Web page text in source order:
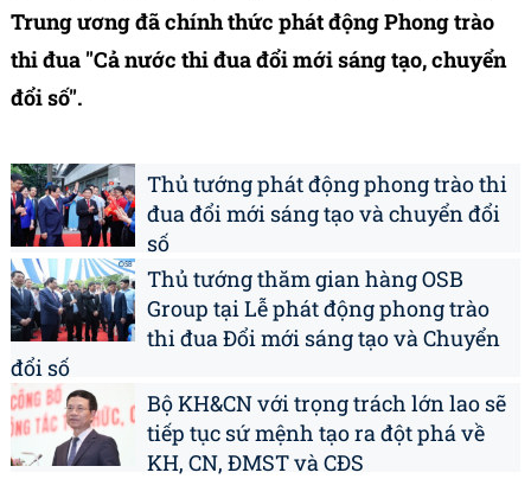
Trung ương đã chính thức phát động Phong trào
thi đua "Cả nước thi đua đổi mới sáng tạo, chuyển
đổi số".
Thủ tướng phát động phong trào thi
đua đổi mới sáng tạo và chuyển đổi
số
Thủ tướng thăm gian hàng OSB
Group tại Lễ phát động phong trào
thi đua Đổi mới sáng tạo và Chuyển
đổi số
Bộ KH&CN với trọng trách lớn lao sẽ
tiếp tục sứ mệnh tạo ra đột phá về
KH, CN, ĐMST và CĐS